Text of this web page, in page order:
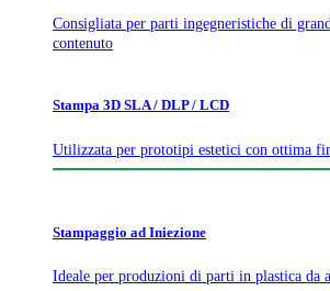
Consigliata per parti ingegneristiche di
contenuto
Stampa 3D SLA / DLP / LCD
Utilizzata per prototipi estetici con ottima
Stampaggio ad Iniezione
Ideale per produzioni di parti in plastica da